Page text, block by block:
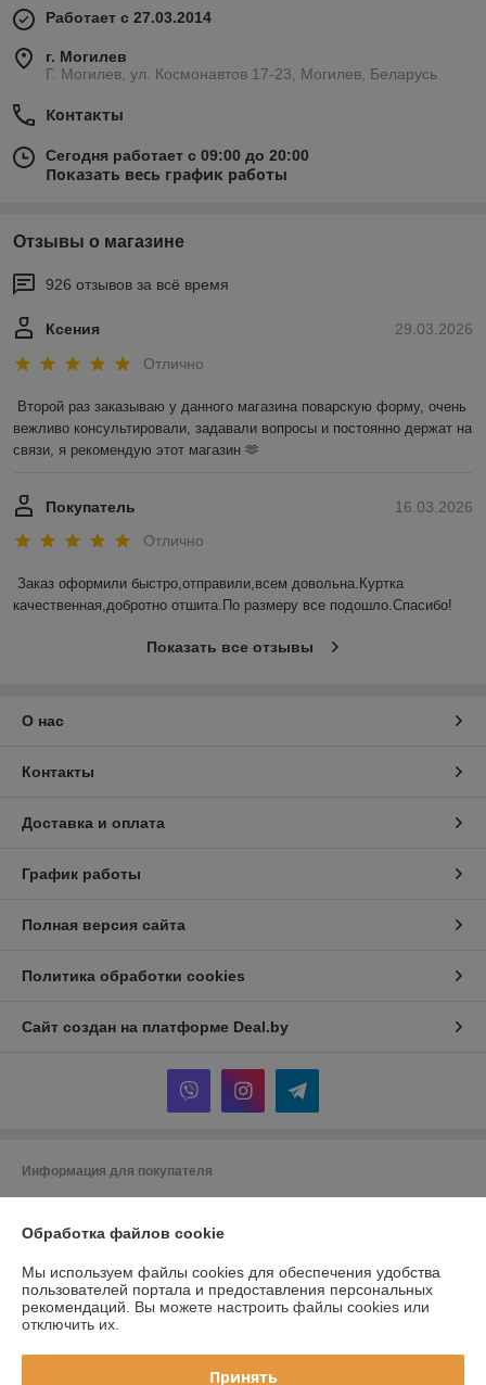
Работает с 27.03.2014
г. Могилев
Г. Могилев, ул. Космонавтов 17-23, Могилев, Беларусь
Контакты
Сегодня работает с 09:00 до 20:00
Показать весь график работы
Отзывы о магазине
926 отзывов за всё время
29.03.2026
Ксения
Отлично
Второй раз заказываю у данного магазина поварскую форму, очень
вежливо консультировали, задавали вопросы и постоянно держат на
связи, я рекомендую этот магазин 🫶
16.03.2026
Покупатель
Отлично
Заказ оформили быстро,отправили,всем довольна.Куртка
качественная,добротно отшита.По размеру все подошло.Спасибо!
Показать все отзывы
О нас
Контакты
Доставка и оплата
График работы
Полная версия сайта
Политика обработки cookies
Сайт создан на платформе Deal.by
Информация для покупателя
Республика Беларусь, Могилевская обл., г. Могилев, ул.Космонавтов
Регистрационный номер ЕГР: 791427039
УНП: 791427039
Регистрационный орган: Администрация Ленинского района г.
Обработка файлов cookie
Мы используем файлы cookies для обеспечения удобства
пользователей портала и предоставления персональных
рекомендаций. Вы можете настроить файлы cookies или
отключить их.
Принять